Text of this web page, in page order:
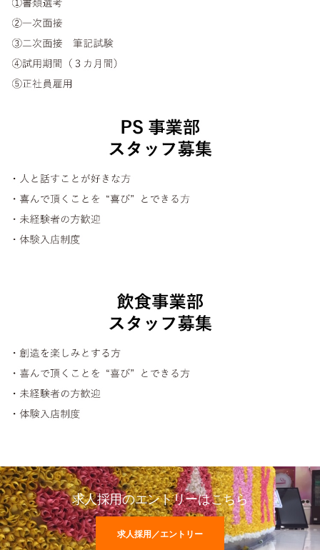
求人採用のエントリーはこちら
求人採用／エントリー